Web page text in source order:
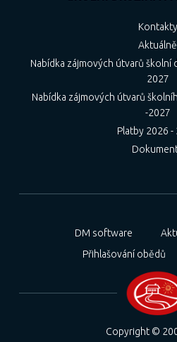
Kontakty
Aktuálně
Nabídka zájmových útvarů školní
2027
Nabídka zájmových útvarů
-2027
Platby 2026 -
DM software
Přihlašování obědů
Copyright ©